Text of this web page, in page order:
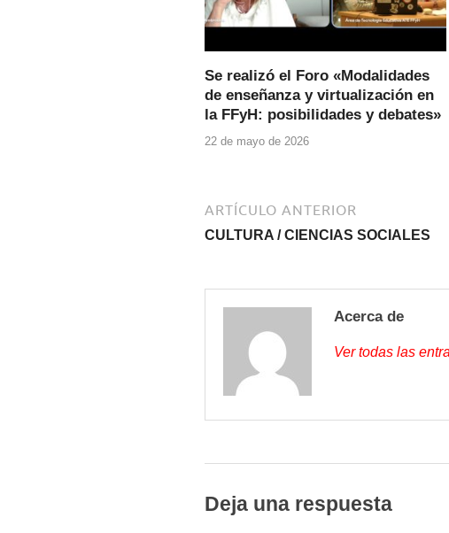
Se realizó el Foro «Modalidades
de enseñanza y virtualización en
la FFyH: posibilidades y debates»
22 de mayo de 2026
ARTÍCULO ANTERIOR
CULTURA / CIENCIAS SOCIALES
Acerca de
Ver todas las
Deja una respuesta